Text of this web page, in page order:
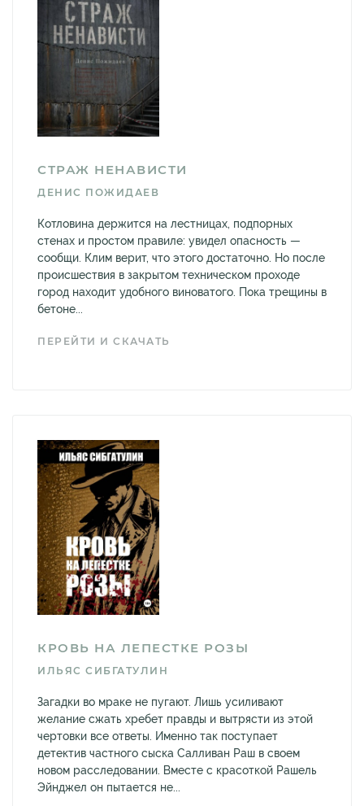
СТРАЖ НЕНАВИСТИ
ДЕНИС ПОЖИДАЕВ
Котловина держится на лестницах, подпорных
стенах и простом правиле: увидел опасность —
сообщи. Клим верит, что этого достаточно. Но после
происшествия в закрытом техническом проходе
город находит удобного виноватого. Пока трещины в
бетоне...
ПЕРЕЙТИ И СКАЧАТЬ
КРОВЬ НА ЛЕПЕСТКЕ РОЗЫ
ИЛЬЯС СИБГАТУЛИН
Загадки во мраке не пугают. Лишь усиливают
желание сжать хребет правды и вытрясти из этой
чертовки все ответы. Именно так поступает
детектив частного сыска Салливан Раш в своем
новом расследовании. Вместе с красоткой Рашель
Эйнджел он пытается не...